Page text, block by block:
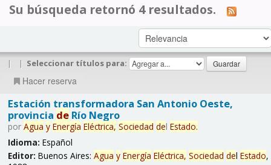
Su búsqueda retornó 4 resultados.
| | Seleccionar títulos para:
Hacer reserva
Estación transformadora San Antonio Oeste,
provincia deRío Negro
por Agua y Energía Eléctrica, Sociedad del Estado.
Idioma: Español
Editor: Buenos Aires: Agua y Energía Eléctrica, Sociedad del Estado,